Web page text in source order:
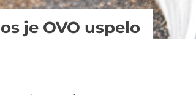
je OVO uspelo